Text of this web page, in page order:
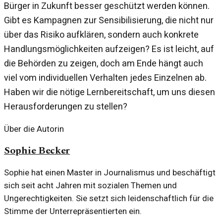
Bürger in Zukunft besser geschützt werden können.
Gibt es Kampagnen zur Sensibilisierung, die nicht nur
über das Risiko aufklären, sondern auch konkrete
Handlungsmöglichkeiten aufzeigen? Es ist leicht, auf
die Behörden zu zeigen, doch am Ende hängt auch
viel vom individuellen Verhalten jedes Einzelnen ab.
Haben wir die nötige Lernbereitschaft, um uns diesen
Herausforderungen zu stellen?
Über die Autorin
Sophie Becker
Sophie hat einen Master in Journalismus und beschäftigt
sich seit acht Jahren mit sozialen Themen und
Ungerechtigkeiten. Sie setzt sich leidenschaftlich für die
Stimme der Unterrepräsentierten ein.